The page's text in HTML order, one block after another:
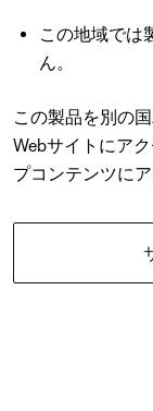
この地域では
ん。
この製品を別の
Webサイトにア
プコンテンツに